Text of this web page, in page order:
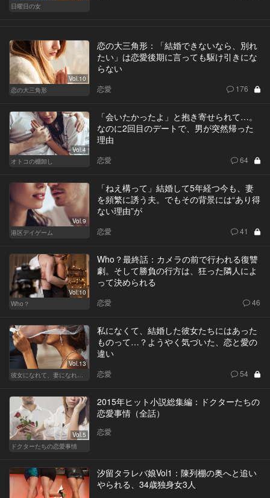
日曜日の女
Vol.10
恋の大三角形
恋の大三角形：「結婚できないなら、別れ
たい」は恋愛後期に言っても駆け引きにな
らない
恋愛 176
Vol.4
オトコの棚卸し
「会いたかったよ」と抱き寄せられて…。
なのに2回目のデートで、男が突然帰った
理由
恋愛 64
Vol.9
港区デイゲーム
「ねえ構って」結婚して5年経つ今も、妻
を頻繁に誘う夫。でもその背景には“あり得
ない理由”が
恋愛 41
Vol.10
Who？
Who？最終話：カメラの前で行われる復讐
劇。そして勝負の行方は、狂った隣人によ
って決められる
恋愛 46
Vol.13
彼女になれて、妻になれない
私になくて、結婚した彼女たちにはあった
ものって…？ようやく気づいた、恋と愛の
違い
恋愛 54
Vol.5
ドクターたちの恋愛事情
2015年ヒット小説総集編：ドクターたちの
恋愛事情（全話）
恋愛
汐留タラレバ娘Vol1：陳列棚の奥へと追い
やられる、34歳独身女3人